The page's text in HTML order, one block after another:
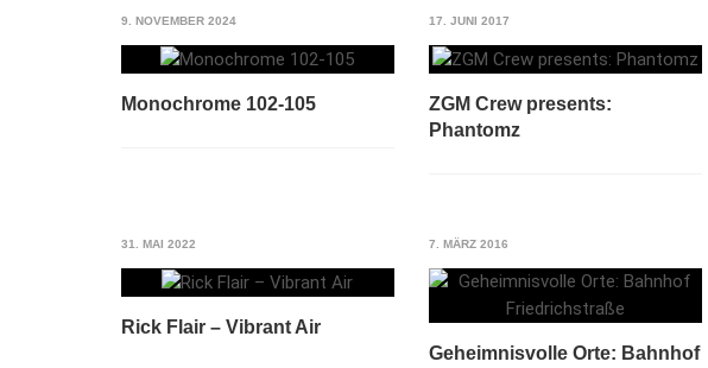
9. NOVEMBER 2024
Monochrome 102-105
17. JUNI 2017
ZGM Crew presents:
Phantomz
31. MAI 2022
Rick Flair – Vibrant Air
7. MÄRZ 2016
Geheimnisvolle Orte: Bahnhof